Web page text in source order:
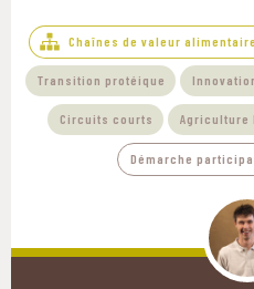
Chaînes de valeur
Transition protéique
Circuits courts Agriculture
Démarche